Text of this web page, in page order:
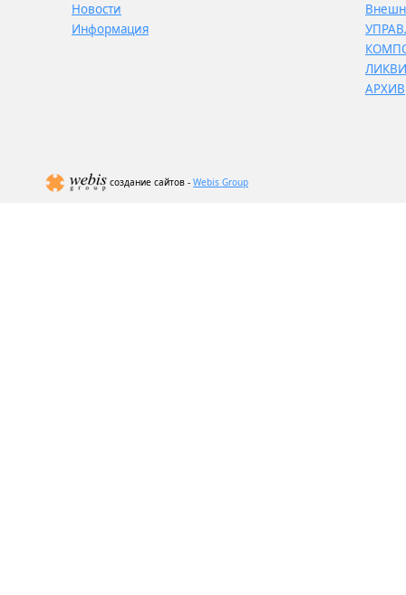
Новости
Информация
АРХИВ
создание сайтов - Webis Group